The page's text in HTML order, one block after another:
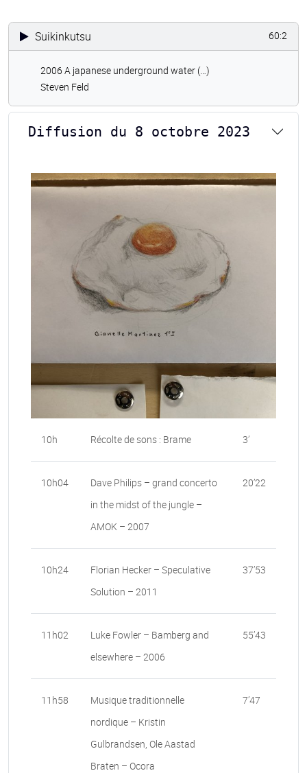
Suikinkutsu 60:2
2006 A japanese underground water (…)
Steven Feld
Diffusion du 8 octobre 2023
10h Récolte de sons : Brame 3’
10h04
Dave Philips – grand concerto
in the midst of the jungle –
AMOK – 2007
20’22
10h24
Florian Hecker – Speculative
Solution – 2011
37’53
11h02
Luke Fowler – Bamberg and
elsewhere – 2006
55’43
11h58
Musique traditionnelle
nordique – Kristin
Gulbrandsen, Ole Aastad
Braten – Ocora
7’47